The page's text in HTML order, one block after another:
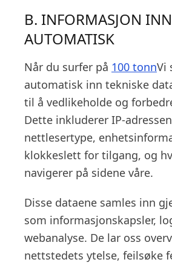
B. INFORMASJON
AUTOMATISK
Når du surfer på 100 tonnVi
automatisk inn tekniske
til å vedlikeholde og
Dette inkluderer IP-
nettlesertype,
klokkeslett for tilgang, og
navigerer på sidene våre.
Disse dataene samles inn
som informasjonskapsler,
webanalyse. De lar oss
nettstedets ytelse, feilsøke